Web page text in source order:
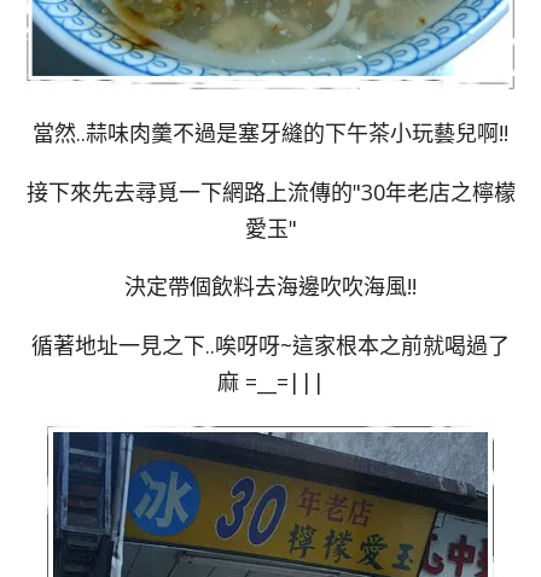
當然..蒜味肉羹不過是塞牙縫的下午茶小玩藝兒啊!!
接下來先去尋覓一下網路上流傳的"30年老店之檸檬
愛玉"
決定帶個飲料去海邊吹吹海風!!
循著地址一見之下..唉呀呀~這家根本之前就喝過了
麻 =__=|||